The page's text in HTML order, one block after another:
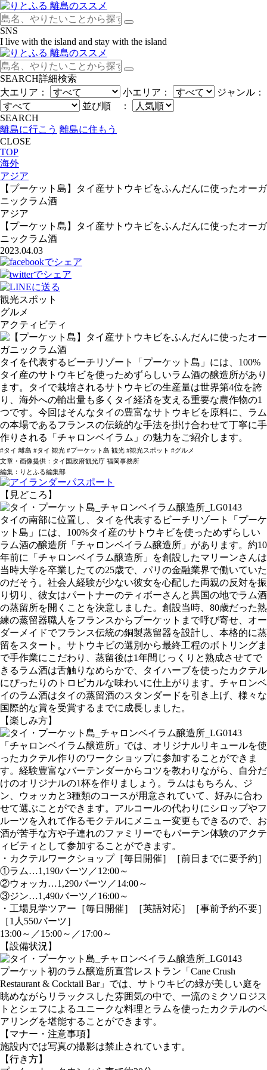
SNS
I live with the island and stay with the island
SEARCH詳細検索
大エリア：
小エリア：
ジャンル：
並び順 ：
SEARCH
離島に行こう 離島に住もう
CLOSE
TOP
海外
アジア
【プーケット島】タイ産サトウキビをふんだんに使ったオーガ
ニックラム酒
アジア
【プーケット島】タイ産サトウキビをふんだんに使ったオーガ
ニックラム酒
2023.04.03
観光スポット
グルメ
アクティビティ
タイを代表するビーチリゾート「プーケット島」には、100%
タイ産のサトウキビを使っためずらしいラム酒の醸造所があり
ます。タイで栽培されるサトウキビの生産量は世界第4位を誇
り、海外への輸出量も多くタイ経済を支える重要な農作物の1
つです。今回はそんなタイの豊富なサトウキビを原料に、ラム
の本場であるフランスの伝統的な手法を掛け合わせて丁寧に手
作りされる「チャロンベイラム」の魅力をご紹介します。
#タイ 離島 #タイ 観光 #プーケット島 観光 #観光スポット #グルメ
文章・画像提供：タイ国政府観光庁 福岡事務所
編集：りとふる編集部
【見どころ】
タイの南部に位置し、タイを代表するビーチリゾート「プーケ
ット島」には、100%タイ産のサトウキビを使っためずらしい
ラム酒の醸造所「チャロンベイラム醸造所」があります。約10
年前に「チャロンベイラム醸造所」を創設したマリーンさんは
当時大学を卒業したての25歳で、パリの金融業界で働いていた
のだそう。社会人経験が少ない彼女を心配した両親の反対を振
り切り、彼女はパートナーのティボーさんと異国の地でラム酒
の蒸留所を開くことを決意しました。創設当時、80歳だった熟
練の蒸留器職人をフランスからプーケットまで呼び寄せ、オー
ダーメイドでフランス伝統の銅製蒸留器を設計し、本格的に蒸
留をスタート。サトウキビの選別から最終工程のボトリングま
で手作業にこだわり、蒸留後は1年間じっくりと熟成させてで
きるラム酒は舌触りなめらかで、タイハーブを使ったカクテル
にぴったりのトロピカルな味わいに仕上がります。チャロンベ
イのラム酒はタイの蒸留酒のスタンダードを引き上げ、様々な
国際的な賞を受賞するまでに成長しました。
【楽しみ方】
「チャロンベイラム醸造所」では、オリジナルリキュールを使
ったカクテル作りのワークショップに参加することができま
す。経験豊富なバーテンダーからコツを教わりながら、自分だ
けのオリジナルの1杯を作りましょう。ラムはもちろん、ジ
ン、ウォッカと3種類のコースが用意されていて、好みに合わ
せて選ぶことができます。アルコールの代わりにシロップやフ
ルーツを入れて作るモクテルにメニュー変更もできるので、お
酒が苦手な方や子連れのファミリーでもバーテン体験のアクテ
ィビティとして参加することができます。
・カクテルワークショップ［毎日開催］［前日までに要予約］
①ラム…1,190バーツ／12:00～
②ウォッカ…1,290バーツ／14:00～
③ジン…1,490バーツ／16:00～
・工場見学ツアー［毎日開催］［英語対応］［事前予約不要］
［1人550バーツ］
13:00～／15:00～／17:00～
【設備状況】
プーケット初のラム醸造所直営レストラン「Cane Crush
Restaurant & Cocktail Bar」では、サトウキビの緑が美しい庭を
眺めながらリラックスした雰囲気の中で、一流のミクソロジス
トとシェフによるユニークな料理とラムを使ったカクテルのペ
アリングを堪能することができます。
【マナー・注意事項】
施設内では写真の撮影は禁止されています。
【行き方】